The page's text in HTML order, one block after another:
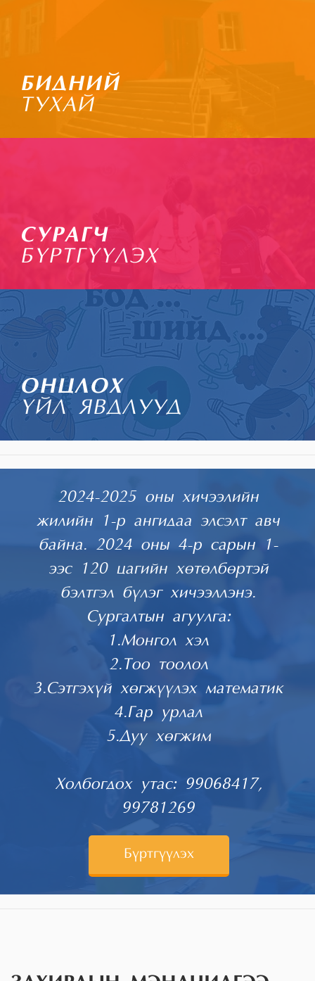
БИДНИЙ
ТУХАЙ
СУРАГЧ
БҮРТГҮҮЛЭХ
ОНЦЛОХ
ҮЙЛ ЯВДЛУУД
2024-2025 оны хичээлийн
жилийн 1-р ангидаа элсэлт авч
байна. 2024 оны 4-р сарын 1-
ээс 120 цагийн хөтөлбөртэй
бэлтгэл бүлэг хичээллэнэ.
Сургалтын агуулга:
1.Монгол хэл
2.Тоо тоолол
3.Сэтгэхүй хөгжүүлэх математик
4.Гар урлал
5.Дуу хөгжим
Холбогдох утас: 99068417,
99781269
Бүртгүүлэх